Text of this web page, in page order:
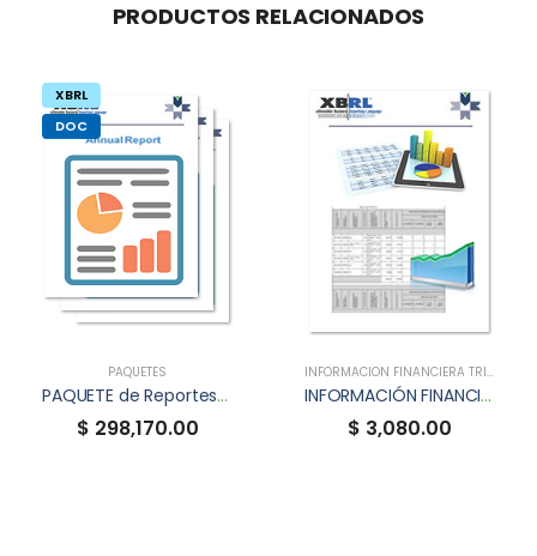
PRODUCTOS RELACIONADOS
XBRL
DOC
PAQUETES
PAQUETE de Reportes Anuales XBRL
$ 298,170.00
INFORMACIÓN FINANCIERA TRIMESTRAL (XBRL)
INFORMACIÓN FINANCIERA TRIMESTRAL XBRL DE NEXX6CK
$ 3,080.00